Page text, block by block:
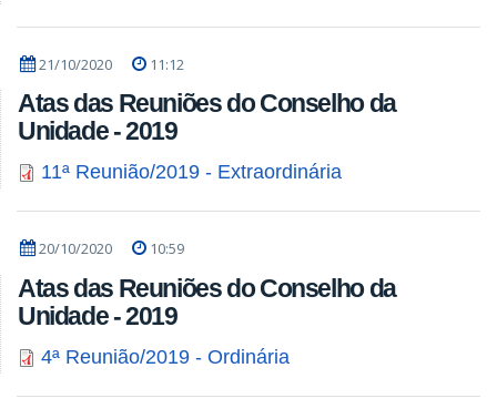
21/10/2020 11:12
Atas das Reuniões do Conselho da
Unidade - 2019
11ª Reunião/2019 - Extraordinária
20/10/2020 10:59
Atas das Reuniões do Conselho da
Unidade - 2019
4ª Reunião/2019 - Ordinária